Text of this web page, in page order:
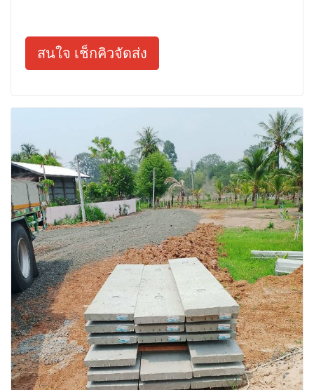
สนใจ เช็กคิวจัดส่ง